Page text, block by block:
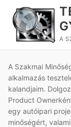
Ugrás
tartalomra
A
A Szakmai
alkalmazás
kalandjaim.
Product
egy autóipari
minőségért,